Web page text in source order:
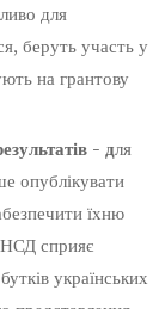
для
беруть участь у
на грантову
- для
опублікувати
їхню
НСД сприяє
українських